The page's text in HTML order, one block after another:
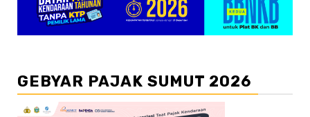
GEBYAR PAJAK SUMUT 2026